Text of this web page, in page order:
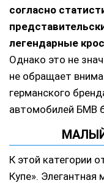
согласно
легендарные
Однако это не
не обращает
германского
автомобилей БМВ
К этой категории
Купе».